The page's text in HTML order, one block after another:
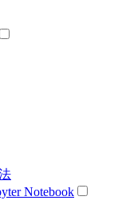
Notebook